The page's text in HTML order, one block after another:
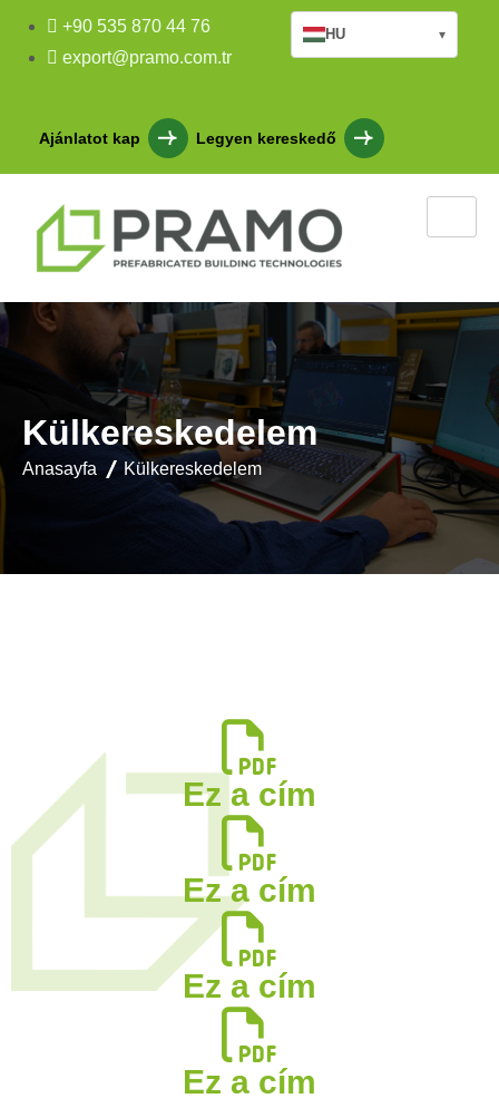
+90 535 870 44 76
export@pramo.com.tr
Ajánlatot kap Legyen kereskedő
HU ▾
Külkereskedelem
Anasayfa Külkereskedelem
Ez a cím
Ez a cím
Ez a cím
Ez a cím